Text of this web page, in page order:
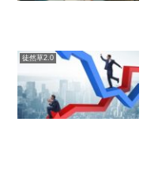
徒然草2.0